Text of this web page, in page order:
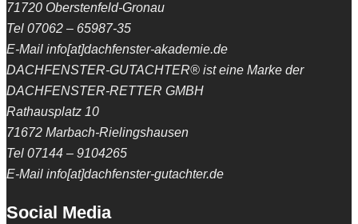
71720 Oberstenfeld-Gronau
Tel 07062 – 65987-35
E-Mail info[at]dachfenster-akademie.de
DACHFENSTER-GUTACHTER® ist eine Marke der
DACHFENSTER-RETTER GMBH
Rathausplatz 10
71672 Marbach-Rielingshausen
Tel 07144 – 9104265
E-Mail info[at]dachfenster-gutachter.de
Social Media